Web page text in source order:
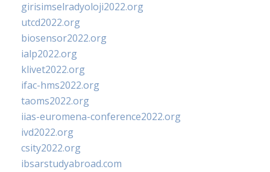
girisimselradyoloji2022.org
utcd2022.org
biosensor2022.org
ialp2022.org
klivet2022.org
ifac-hms2022.org
taoms2022.org
iias-euromena-conference2022.org
ivd2022.org
csity2022.org
ibsarstudyabroad.com